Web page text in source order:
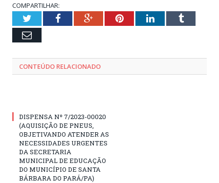
COMPARTILHAR:
TwitterFacebookGoogle+PinterestLinkedInTumblr
Email
CONTEÚDO RELACIONADO
DISPENSA Nº 7/2023-00020
(AQUISIÇÃO DE PNEUS,
OBJETIVANDO ATENDER AS
NECESSIDADES URGENTES
DA SECRETARIA
MUNICIPAL DE EDUCAÇÃO
DO MUNICÍPIO DE SANTA
BÁRBARA DO PARÁ/PA)